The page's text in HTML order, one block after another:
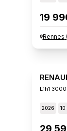
19
Rennes
L1h1
2026 10
29